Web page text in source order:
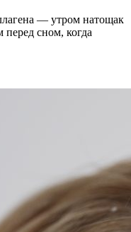
— утром натощак
сном, когда